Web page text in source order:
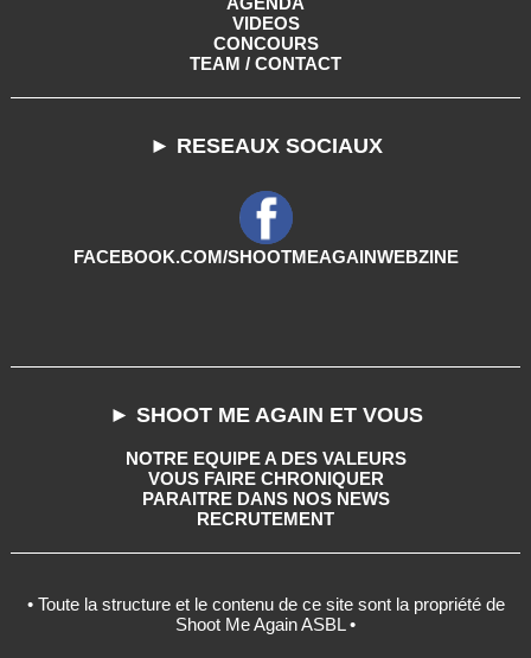
VIDEOS
CONCOURS
TEAM / CONTACT
► RESEAUX SOCIAUX
FACEBOOK.COM/SHOOTMEAGAINWEBZINE
► SHOOT ME AGAIN ET VOUS
NOTRE EQUIPE A DES VALEURS
VOUS FAIRE CHRONIQUER
PARAITRE DANS NOS NEWS
RECRUTEMENT
• Toute la structure et le contenu de ce site sont la propriété de
Shoot Me Again ASBL •